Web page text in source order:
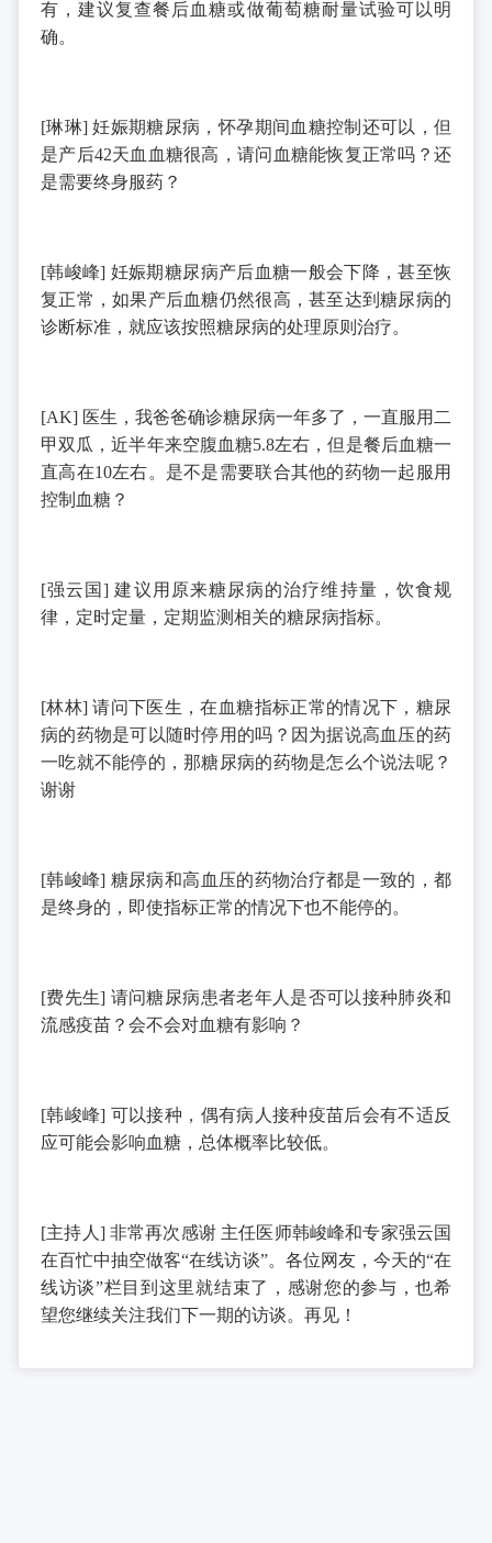
有，建议复查餐后血糖或做葡萄糖耐量试验可以明
确。
[琳琳]妊娠期糖尿病，怀孕期间血糖控制还可以，但
是产后42天血血糖很高，请问血糖能恢复正常吗？还
是需要终身服药？
[韩峻峰] 妊娠期糖尿病产后血糖一般会下降，甚至恢
复正常，如果产后血糖仍然很高，甚至达到糖尿病的
诊断标准，就应该按照糖尿病的处理原则治疗。
[AK] 医生，我爸爸确诊糖尿病一年多了，一直服用二
甲双瓜，近半年来空腹血糖5.8左右，但是餐后血糖一
直高在10左右。是不是需要联合其他的药物一起服用
控制血糖？
[强云国]建议用原来糖尿病的治疗维持量，饮食规
律，定时定量，定期监测相关的糖尿病指标。
[林林]请问下医生，在血糖指标正常的情况下，糖尿
病的药物是可以随时停用的吗？因为据说高血压的药
一吃就不能停的，那糖尿病的药物是怎么个说法呢？
谢谢
[韩峻峰] 糖尿病和高血压的药物治疗都是一致的，都
是终身的，即使指标正常的情况下也不能停的。
[费先生] 请问糖尿病患者老年人是否可以接种肺炎和
流感疫苗？会不会对血糖有影响？
[韩峻峰] 可以接种，偶有病人接种疫苗后会有不适反
应可能会影响血糖，总体概率比较低。
[主持人 ] 非常再次感谢 主任医师韩峻峰和专家强云国
在百忙中抽空做客“在线访谈”。各位网友，今天的“在
线访谈”栏目到这里就结束了，感谢您的参与，也希
望您继续关注我们下一期的访谈。再见！